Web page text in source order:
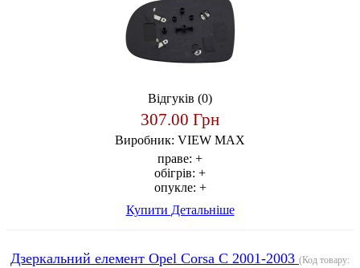
Відгуків (0)
307.00 Грн
Виробник: VIEW MAX
праве: +
обігрів: +
опукле: +
Купити Детальніше
Дзеркальний елемент Opel Corsa C 2001-2003 (Код товару: